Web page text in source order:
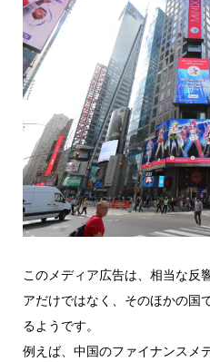
このメディア広告は、相当な反
アだけではなく、そのほかの国
るようです。
例えば、中国のファイナンスメ